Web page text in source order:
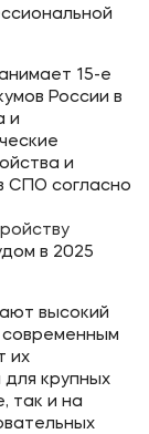
15-е
России в
и
и
СПО согласно
в 2025
высокий
современным
их
крупных
так и на